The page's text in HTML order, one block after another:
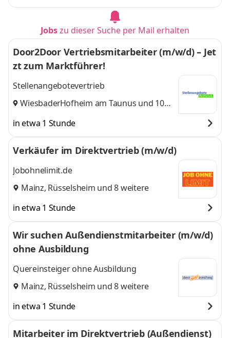
Jobszu dieser Suche per Mail erhalten
Door2Door Vertriebsmitarbeiter (m/w/d) – Jet
zt zum Marktführer!
Stellenangebotevertrieb
Wiesbaden,
Hofheim am Taunus und 10
in etwa 1 Stunde
Verkäufer im Direktvertrieb (m/w/d)
Jobohnelimit.de
Mainz, Rüsselsheim und 8 weitere
in etwa 1 Stunde
Wir suchen Außendienstmitarbeiter (m/w/d)
ohne Ausbildung
Quereinsteiger ohne Ausbildung
Mainz, Rüsselsheim und 8 weitere
in etwa 1 Stunde
Mitarbeiter im Direktvertrieb (Außendienst)